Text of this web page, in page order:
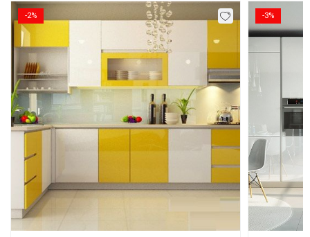
-2% -3%